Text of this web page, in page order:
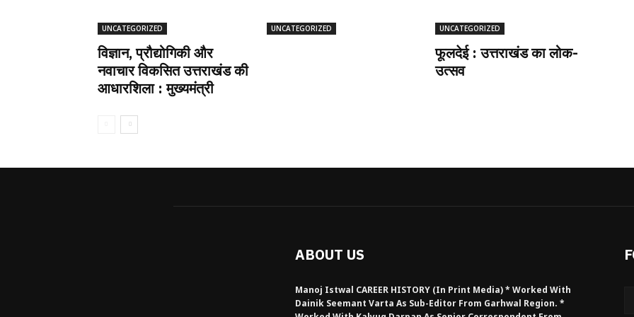
UNCATEGORIZED
विज्ञान, प्रौद्योगिकी और
नवाचार विकसित उत्तराखंड की
आधारशिला : मुख्यमंत्री
UNCATEGORIZED UNCATEGORIZED
फूलदेई : उत्तराखंड का लोक-
उत्सव
ABOUT US
Manoj Istwal CAREER HISTORY (in Print Media) * Worked With
Dainik Seemant Varta As Sub-Editor From Garhwal Region. *